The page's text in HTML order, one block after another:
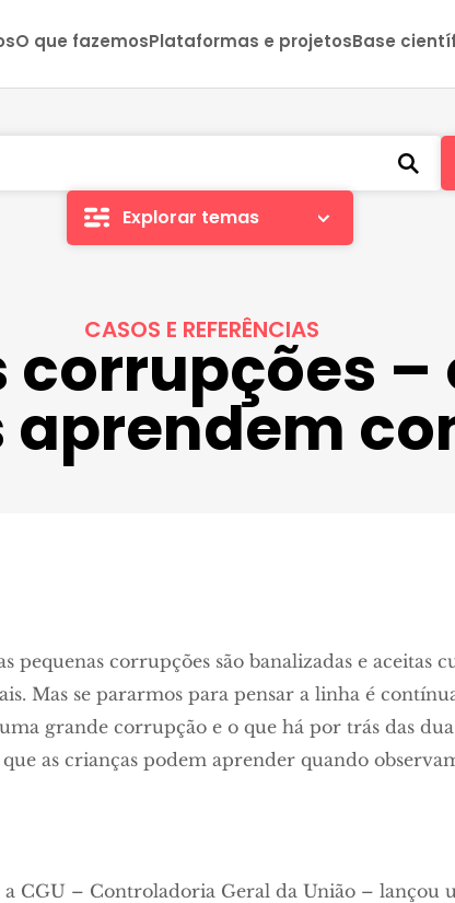
O que fazemosPlataformas e projetosBase
Explorar temas
CASOS E REFERÊNCIAS
corrupções –
pequenas corrupções são banalizadas e aceitas
Mas se pararmos para pensar a linha é
grande corrupção e o que há por trás das
as crianças podem aprender quando observam
a CGU – Controladoria Geral da União – lançou